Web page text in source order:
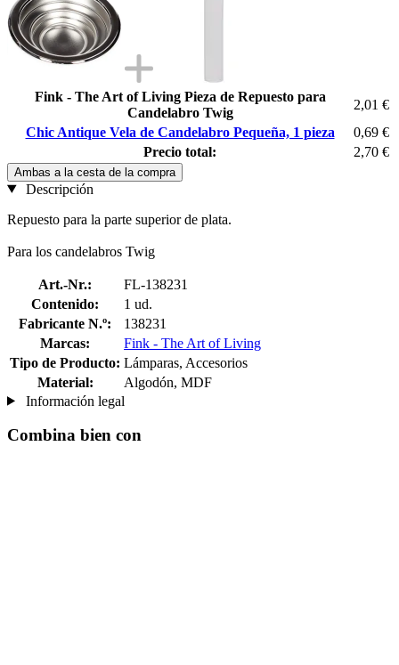
Fink - The Art of Living Pieza de Repuesto para
Candelabro Twig
2,01 €
Chic Antique Vela de Candelabro Pequeña, 1 pieza
0,69 €
Precio total:
2,70 €
Ambas a la cesta de la compra
Descripción
Repuesto para la parte superior de plata.
Para los candelabros Twig
Art.-Nr.:
FL-138231
Contenido:
1 ud.
Fabricante N.º:
138231
Marcas:
Fink - The Art of Living
Tipo de Producto: Lámparas, Accesorios
Material:
Algodón, MDF
Información legal
Combina bien con